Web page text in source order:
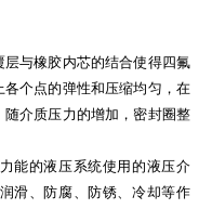
与橡胶内芯的结合使得四氟
个点的弹性和压缩均匀，在
介质压力的增加，密封圈整
能的液压系统使用的液压介
滑、防腐、防锈、冷却等作